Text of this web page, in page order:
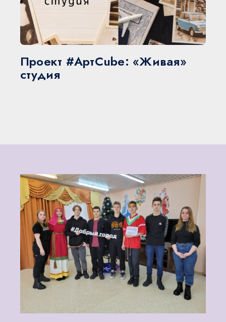
Проект #АртCube: «Живая»
студия